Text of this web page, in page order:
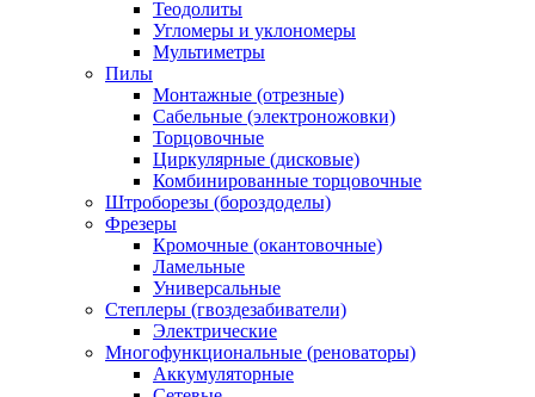
Теодолиты
Угломеры и уклономеры
Мультиметры
Пилы
Монтажные (отрезные)
Сабельные (электроножовки)
Торцовочные
Циркулярные (дисковые)
Комбинированные торцовочные
Штроборезы (бороздоделы)
Фрезеры
Кромочные (окантовочные)
Ламельные
Универсальные
Степлеры (гвоздезабиватели)
Электрические
Многофункциональные (реноваторы)
Аккумуляторные